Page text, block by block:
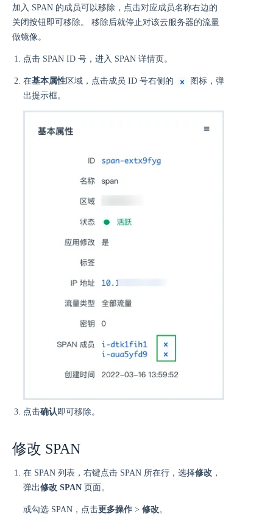
加入 SPAN 的成员可以移除，点击对应成员名称右边的
关闭按钮即可移除。 移除后就停止对该云服务器的流量
做镜像。
点击 SPAN ID 号，进入 SPAN 详情页。
在基本属性区域，点击成员 ID 号右侧的
图标，弹
出提示框。
点击确认即可移除。
修改 SPAN
在 SPAN 列表，右键点击 SPAN 所在行，选择修改 ，
弹出修改 SPAN 页面。
或勾选 SPAN，点击更多操作 > 修改。